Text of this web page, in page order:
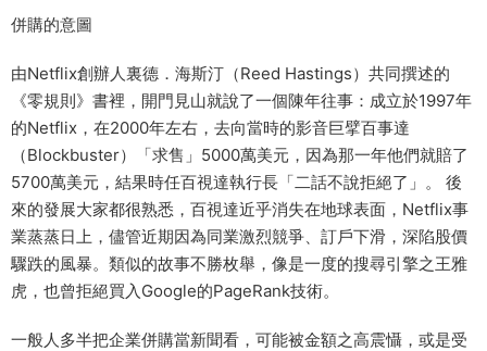
併購的意圖
由Netflix創辦人裏德．海斯汀（Reed Hastings）共同撰述的
《零規則》書裡，開門見山就說了一個陳年往事：成立於1997年
的Netflix，在2000年左右，去向當時的影音巨擘百事達
（Blockbuster）「求售」5000萬美元，因為那一年他們就賠了
5700萬美元，結果時任百視達執行長「二話不說拒絕了」。 後
來的發展大家都很熟悉，百視達近乎消失在地球表面，Netflix事
業蒸蒸日上，儘管近期因為同業激烈競爭、訂戶下滑，深陷股價
驟跌的風暴。類似的故事不勝枚舉，像是一度的搜尋引擎之王雅
虎，也曾拒絕買入Google的PageRank技術。
一般人多半把企業併購當新聞看，可能被金額之高震懾，或是受